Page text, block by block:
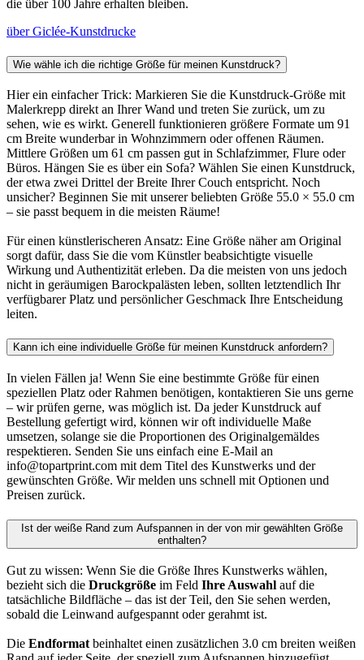
die über 100 Jahre erhalten bleiben.
über Giclée-Kunstdrucke
Wie wähle ich die richtige Größe für meinen Kunstdruck?
Hier ein einfacher Trick: Markieren Sie die Kunstdruck-Größe mit
Malerkrepp direkt an Ihrer Wand und treten Sie zurück, um zu
sehen, wie es wirkt. Generell funktionieren größere Formate um 91
cm Breite wunderbar in Wohnzimmern oder offenen Räumen.
Mittlere Größen um 61 cm passen gut in Schlafzimmer, Flure oder
Büros. Hängen Sie es über ein Sofa? Wählen Sie einen Kunstdruck,
der etwa zwei Drittel der Breite Ihrer Couch entspricht. Noch
unsicher? Beginnen Sie mit unserer beliebten Größe 55.0 × 55.0 cm
– sie passt bequem in die meisten Räume!
Für einen künstlerischeren Ansatz: Eine Größe näher am Original
sorgt dafür, dass Sie die vom Künstler beabsichtigte visuelle
Wirkung und Authentizität erleben. Da die meisten von uns jedoch
nicht in geräumigen Barockpalästen leben, sollten letztendlich Ihr
verfügbarer Platz und persönlicher Geschmack Ihre Entscheidung
leiten.
Kann ich eine individuelle Größe für meinen Kunstdruck anfordern?
In vielen Fällen ja! Wenn Sie eine bestimmte Größe für einen
speziellen Platz oder Rahmen benötigen, kontaktieren Sie uns gerne
– wir prüfen gerne, was möglich ist. Da jeder Kunstdruck auf
Bestellung gefertigt wird, können wir oft individuelle Maße
umsetzen, solange sie die Proportionen des Originalgemäldes
respektieren. Senden Sie uns einfach eine E-Mail an
info@topartprint.com mit dem Titel des Kunstwerks und der
gewünschten Größe. Wir melden uns schnell mit Optionen und
Preisen zurück.
Ist der weiße Rand zum Aufspannen in der von mir gewählten Größe
enthalten?
Gut zu wissen: Wenn Sie die Größe Ihres Kunstwerks wählen,
bezieht sich die Druckgröße im Feld Ihre Auswahl auf die
tatsächliche Bildfläche – das ist der Teil, den Sie sehen werden,
sobald die Leinwand aufgespannt oder gerahmt ist.
Die Endformat beinhaltet einen zusätzlichen 3.0 cm breiten weißen